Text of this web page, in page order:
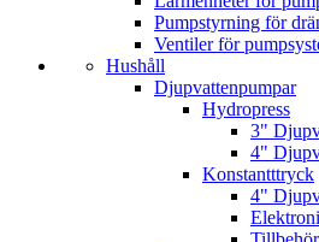
Pumpstyrning för
Ventiler för
Hushåll
Djupvatten­pumpar
Hydropress
3"
4"
Konstantttryck
4"